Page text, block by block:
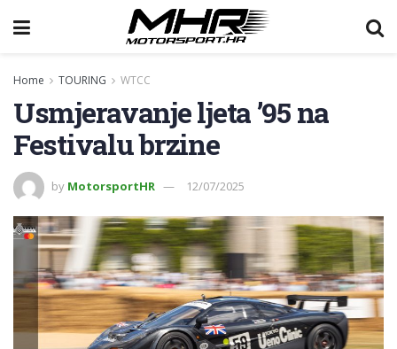
Home TOURING WTCC
Usmjeravanje ljeta ’95 na
Festivalu brzine
by MotorsportHR 12/07/2025